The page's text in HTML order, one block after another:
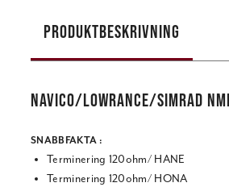
PRODUKTBESKRIVNING
NAVICO/LOWRANCE/SIMRAD
SNABBFAKTA :
Terminering 120ohm/ HANE
Terminering 120ohm/ HONA